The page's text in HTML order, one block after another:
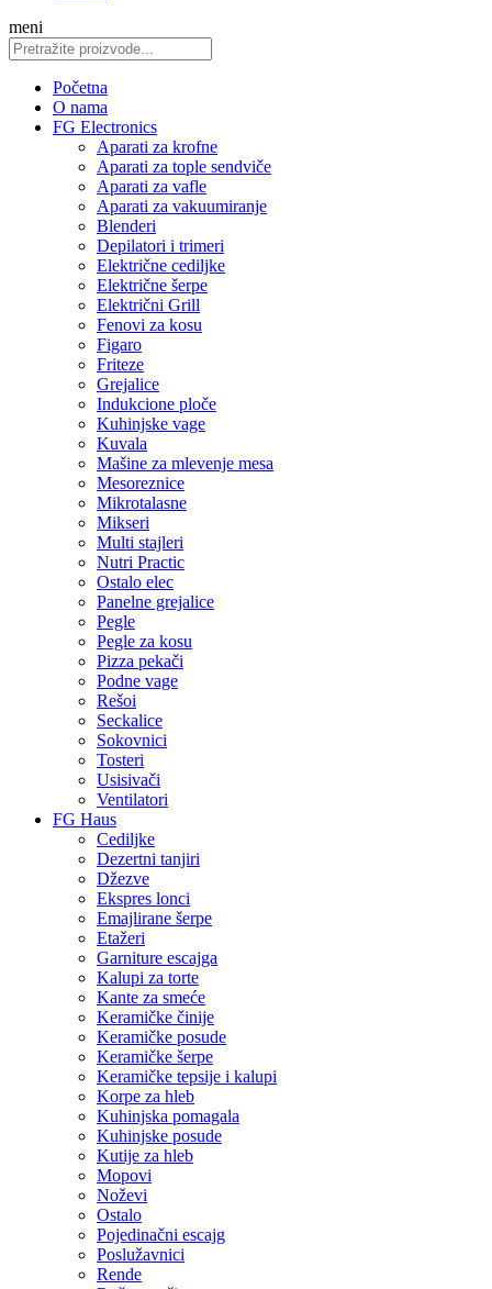
meni
Početna
O nama
FG Electronics
Aparati za krofne
Aparati za tople sendviče
Aparati za vafle
Aparati za vakuumiranje
Blenderi
Depilatori i trimeri
Električne cediljke
Električne šerpe
Električni Grill
Fenovi za kosu
Figaro
Friteze
Grejalice
Indukcione ploče
Kuhinjske vage
Kuvala
Mašine za mlevenje mesa
Mesoreznice
Mikrotalasne
Mikseri
Multi stajleri
Nutri Practic
Ostalo elec
Panelne grejalice
Pegle
Pegle za kosu
Pizza pekači
Podne vage
Rešoi
Seckalice
Sokovnici
Tosteri
Usisivači
Ventilatori
FG Haus
Cediljke
Dezertni tanjiri
Džezve
Ekspres lonci
Emajlirane šerpe
Etažeri
Garniture escajga
Kalupi za torte
Kante za smeće
Keramičke činije
Keramičke posude
Keramičke šerpe
Keramičke tepsije i kalupi
Korpe za hleb
Kuhinjska pomagala
Kuhinjske posude
Kutije za hleb
Mopovi
Noževi
Ostalo
Pojedinačni escajg
Poslužavnici
Rende